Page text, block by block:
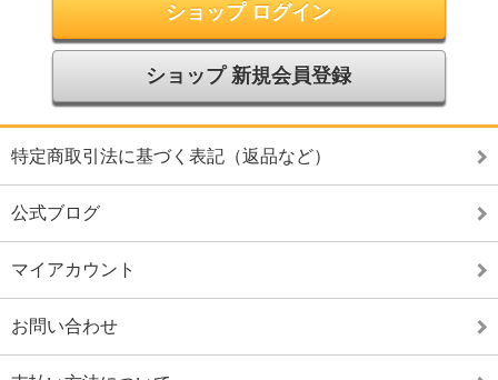
ショップ ログイン
ショップ 新規会員登録
特定商取引法に基づく表記（返品など）
公式ブログ
マイアカウント
お問い合わせ